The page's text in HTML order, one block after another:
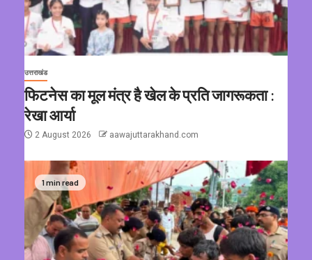
उत्तराखंड
फिटनेस का मूल मंत्र है खेल के प्रति जागरूकता :
रेखा आर्या
2 August 2026 aawajuttarakhand.com
1 min read